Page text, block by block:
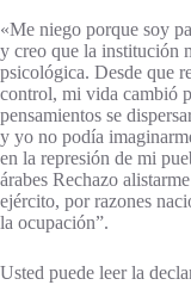
«Me niego porque soy
y creo que la institución
psicológica. Desde que
control, mi vida cambió
pensamientos se
y yo no podía
en la represión de mi
árabes Rechazo
ejército, por razones
la ocupación”.
Usted puede leer la